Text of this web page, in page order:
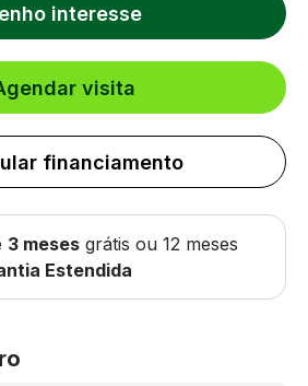
interesse
visita
financiamento
3 meses grátis ou 12 meses
Estendida